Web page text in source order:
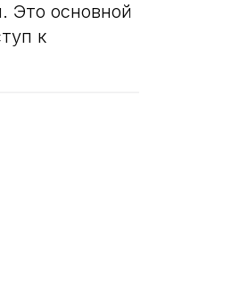
Это основной
к